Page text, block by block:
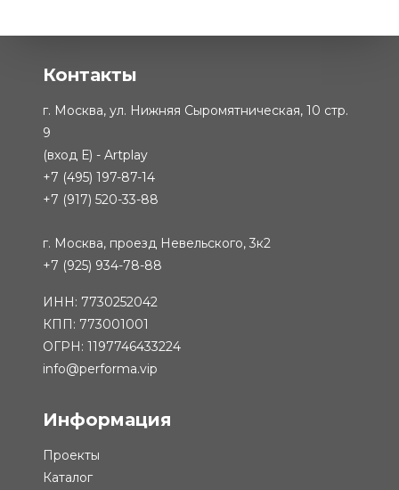
Контакты
г. Москва, ул. Нижняя Сыромятническая, 10 стр.
9
(вход Е) - Artplay
+7 (495) 197-87-14
+7 (917) 520-33-88
г. Москва, проезд Невельского, 3к2
+7 (925) 934-78-88
ИНН: 7730252042
КПП: 773001001
ОГРН: 1197746433224
info@performa.vip
Информация
Проекты
Каталог